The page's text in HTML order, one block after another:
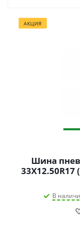
АКЦИЯ
Шина
33X12.50R17
В